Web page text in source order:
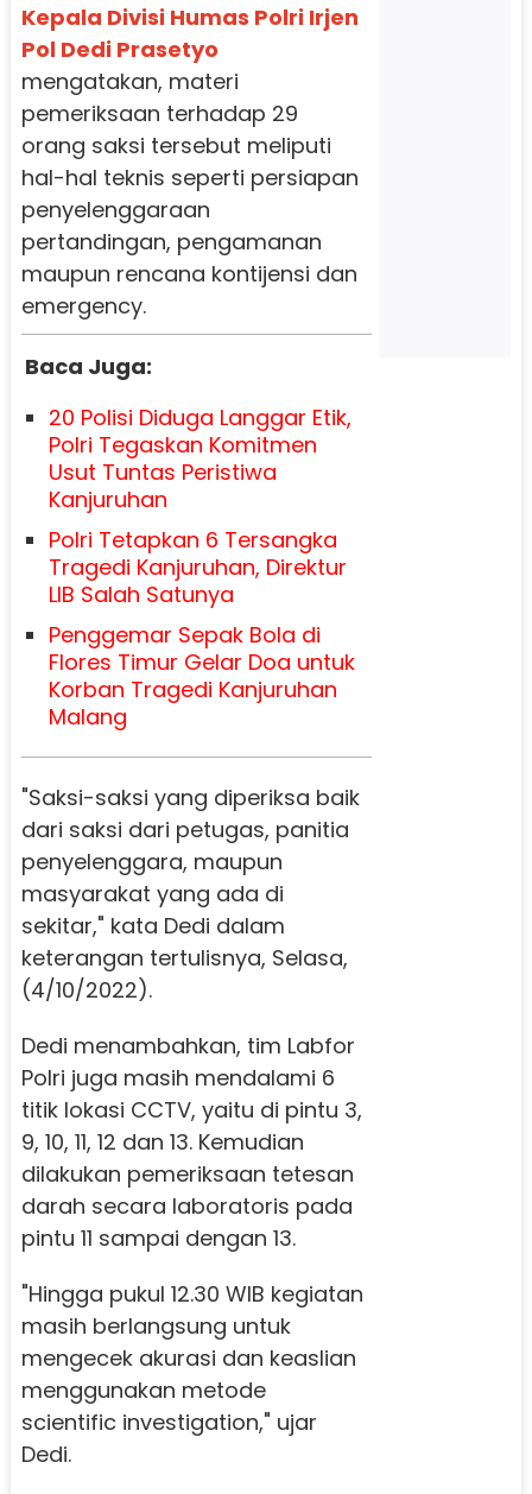
Kepala Divisi Humas Polri Irjen
Pol Dedi Prasetyo
mengatakan, materi
pemeriksaan terhadap 29
orang saksi tersebut meliputi
hal-hal teknis seperti persiapan
penyelenggaraan
pertandingan, pengamanan
maupun rencana kontijensi dan
emergency.
Baca Juga:
20 Polisi Diduga Langgar Etik,
Polri Tegaskan Komitmen
Usut Tuntas Peristiwa
Kanjuruhan
Polri Tetapkan 6 Tersangka
Tragedi Kanjuruhan, Direktur
LIB Salah Satunya
Penggemar Sepak Bola di
Flores Timur Gelar Doa untuk
Korban Tragedi Kanjuruhan
Malang
"Saksi-saksi yang diperiksa baik
dari saksi dari petugas, panitia
penyelenggara, maupun
masyarakat yang ada di
sekitar," kata Dedi dalam
keterangan tertulisnya, Selasa,
(4/10/2022).
Dedi menambahkan, tim Labfor
Polri juga masih mendalami 6
titik lokasi CCTV, yaitu di pintu 3,
9, 10, 11, 12 dan 13. Kemudian
dilakukan pemeriksaan tetesan
darah secara laboratoris pada
pintu 11 sampai dengan 13.
"Hingga pukul 12.30 WIB kegiatan
masih berlangsung untuk
mengecek akurasi dan keaslian
menggunakan metode
scientific investigation," ujar
Dedi.